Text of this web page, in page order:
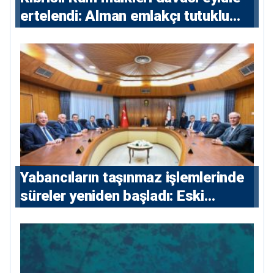
ertelendi: Alman emlakçı tutuklu
Yabancıların taşınmaz işlemlerinde
süreler yeniden başladı: Eski
konutlara 36 ay